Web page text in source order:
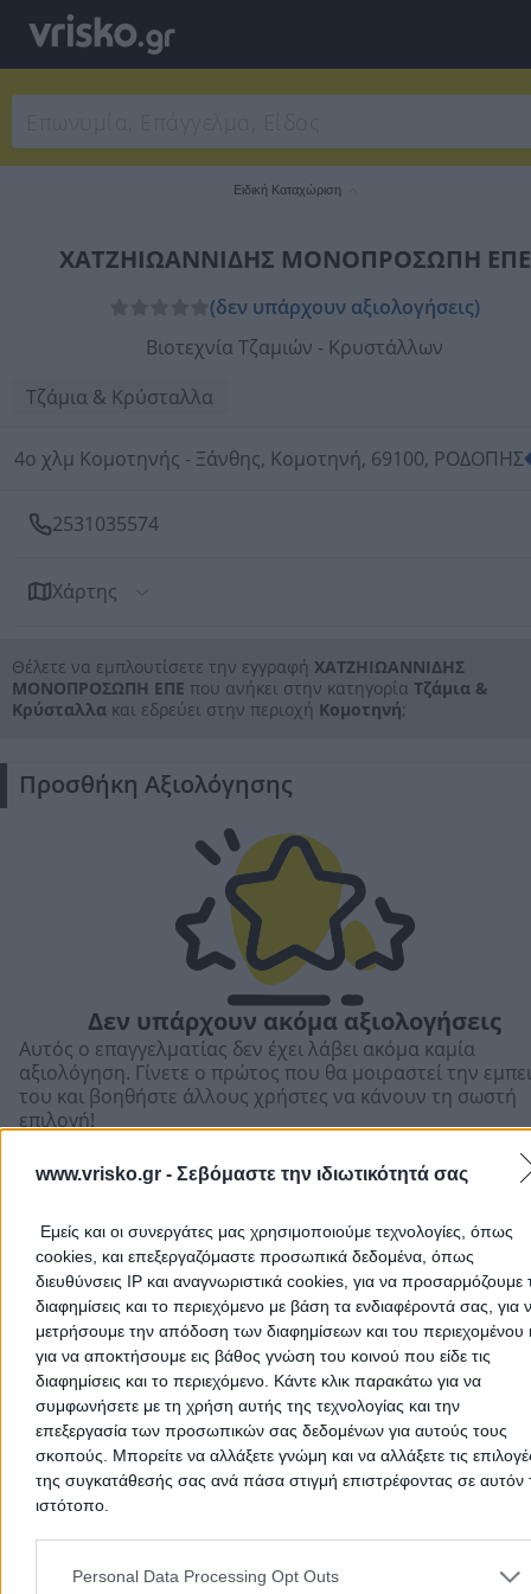
www.vrisko.gr - Σεβόμαστε την ιδιωτικότητά σας
Εμείς και οι συνεργάτες μας χρησιμοποιούμε τεχνολογίες, όπως
cookies, και επεξεργαζόμαστε προσωπικά δεδομένα, όπως
διευθύνσεις IP και αναγνωριστικά cookies, για να προσαρμόζουμε
διαφημίσεις και το περιεχόμενο με βάση τα ενδιαφέροντά σας, για
μετρήσουμε την απόδοση των διαφημίσεων και του περιεχομένου
για να αποκτήσουμε εις βάθος γνώση του κοινού που είδε τις
διαφημίσεις και το περιεχόμενο. Κάντε κλικ παρακάτω για να
συμφωνήσετε με τη χρήση αυτής της τεχνολογίας και την
επεξεργασία των προσωπικών σας δεδομένων για αυτούς τους
σκοπούς. Μπορείτε να αλλάξετε γνώμη και να αλλάξετε τις
της συγκατάθεσής σας ανά πάσα στιγμή επιστρέφοντας σε αυτόν
ιστότοπο.
Please note that this website/app uses one or more Google
and may gather and store information including but not limited to
Personal Data Processing Opt Outs
Ειδική Καταχώριση
ΧΑΤΖΗΙΩΑΝΝΙΔΗΣ ΜΟΝΟΠΡΟΣΩΠΗ ΕΠΕ
(δεν υπάρχουν αξιολογήσεις)
Βιοτεχνία Τζαμιών - Κρυστάλλων
Τζάμια & Κρύσταλλα
4ο χλμ Κομοτηνής - Ξάνθης, Κομοτηνή, 69100, ΡΟΔΟΠΗΣ
2531035574
Χάρτης
Θέλετε να εμπλουτίσετε την εγγραφή ΧΑΤΖΗΙΩΑΝΝΙΔΗΣ
ΜΟΝΟΠΡΟΣΩΠΗ ΕΠΕ που ανήκει στην κατηγορία Τζάμια &
Κρύσταλλα και εδρεύει στην περιοχή Κομοτηνή;
Προσθήκη Αξιολόγησης
Δεν υπάρχουν ακόμα αξιολογήσεις
Αυτός ο επαγγελματίας δεν έχει λάβει ακόμα καμία
αξιολόγηση. Γίνετε ο πρώτος που θα μοιραστεί την
του και βοηθήστε άλλους χρήστες να κάνουν τη σωστή
επιλογή!
Προσθήκη αξιολόγησης
Εργοληψίες > Τζάμια & Κρύσταλλα > ΧΑΤΖΗΙΩΑΝΝΙΔΗΣ